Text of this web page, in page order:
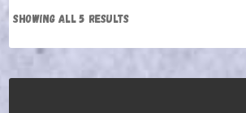
SHOWING ALL 5 RESULTS